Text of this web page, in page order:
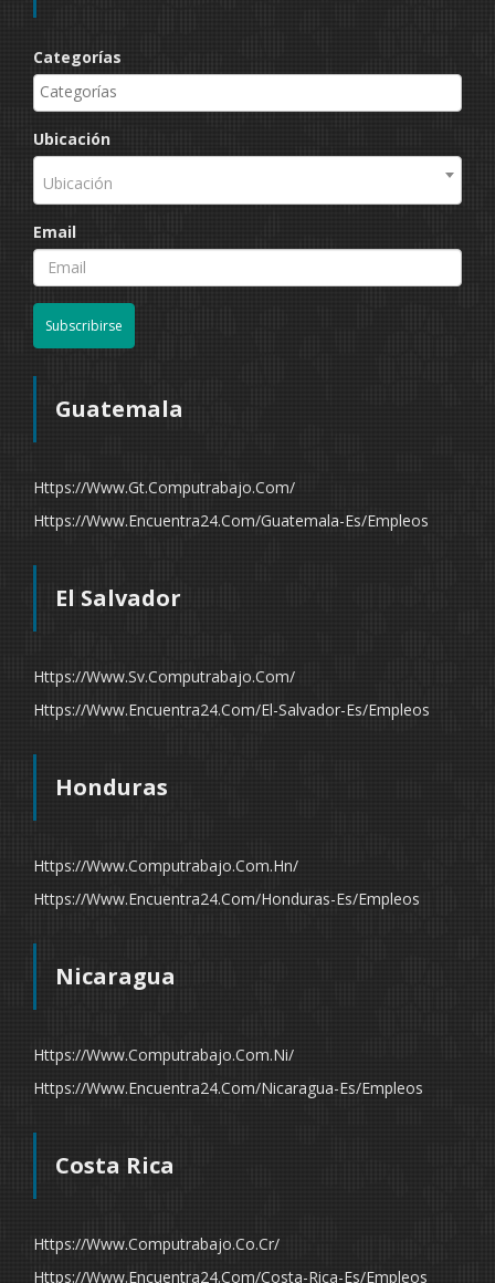
Categorías
Ubicación
Ubicación
Email
Subscribirse
Guatemala
Https://www.gt.computrabajo.com/
Https://www.encuentra24.com/guatemala-Es/empleos
El Salvador
Https://www.sv.computrabajo.com/
Https://www.encuentra24.com/el-Salvador-Es/empleos
Honduras
Https://www.computrabajo.com.hn/
Https://www.encuentra24.com/honduras-Es/empleos
Nicaragua
Https://www.computrabajo.com.ni/
Https://www.encuentra24.com/nicaragua-Es/empleos
Costa Rica
Https://www.computrabajo.co.cr/
Https://www.encuentra24.com/costa-Rica-Es/empleos